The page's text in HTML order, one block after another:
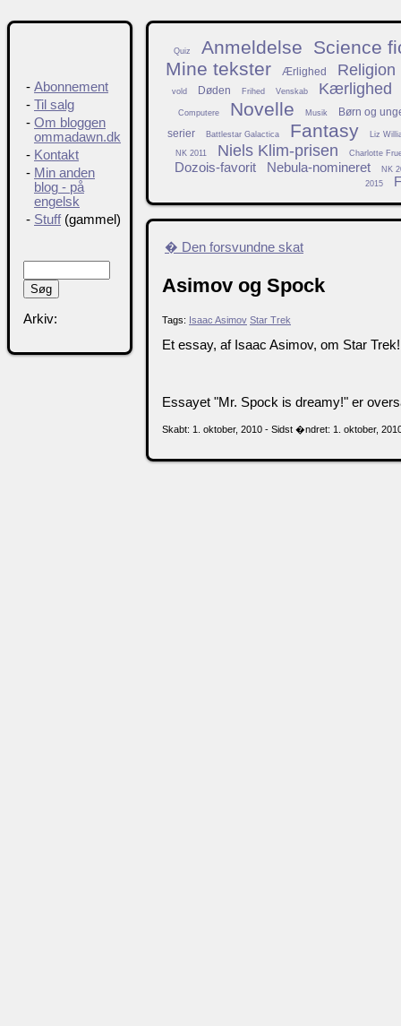
Quiz Anmeldelse
Science
Mine tekster
Ærlighed Religion
vold Døden Frihed Venskab Kærlighed
Computere Novelle Musik
Børn og
serier
Battlestar Galactica Fantasy Liz
NK 2011 Niels Klim-prisen Charlotte
Dozois-favorit Nebula-nomineret
NK
2015
� Den forsvundne skat
Asimov og Spock
Tags: Isaac Asimov Star Trek
Et essay, af Isaac Asimov, om Star
Essayet "Mr. Spock is dreamy!" er
Skabt: 1. oktober, 2010 - Sidst �ndret: 1. oktober,
- Abonnement
- Til salg
- Om bloggen
ommadawn.dk
- Kontakt
- Min anden
blog - på
engelsk
- Stuff(gammel)
Arkiv: